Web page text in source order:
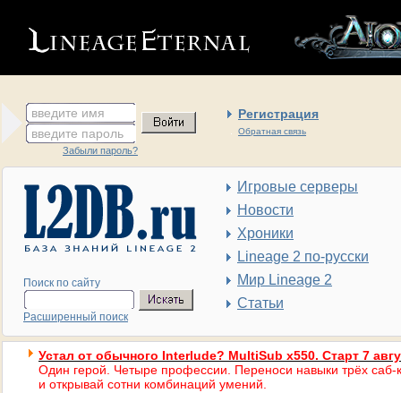
введите имя Регистрация
Обратная связь
введите пароль
Забыли пароль?
Поиск по сайту
Расширенный поиск
Игровые серверы
Новости
Хроники
Lineage 2 по-русски
Мир Lineage 2
Статьи
Устал от обычного Interlude? MultiSub x550. Старт 7
Один герой. Четыре профессии. Переноси навыки трёх саб-
и открывай сотни комбинаций умений.